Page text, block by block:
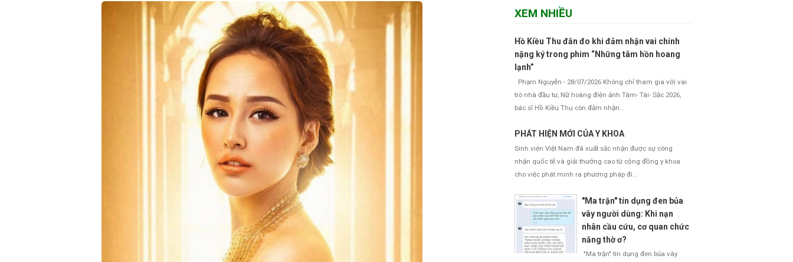
XEM NHIỀU
Hồ Kiều Thu đắn đo khi đảm nhận vai chính
nặng ký trong phim “Những tâm hồn hoang
lạnh”
Phạm Nguyễn - 28/07/2026 Không chỉ tham gia với vai
trò nhà đầu tư, Nữ hoàng điện ảnh Tâm- Tài- Sắc 2026,
bác sĩ Hồ Kiều Thu còn đảm nhận...
PHÁT HIỆN MỚI CỦA Y KHOA
Sinh viên Việt Nam đã xuất sắc nhận được sự công
nhận quốc tế và giải thưởng cao từ cộng đồng y khoa
cho việc phát minh ra phương pháp đi...
"Ma trận" tín dụng đen bủa
vây người dùng: Khi nạn
nhân cầu cứu, cơ quan chức
năng thờ ơ?
"Ma trận" tín dụng đen bủa vây